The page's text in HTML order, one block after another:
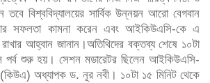
তবে বিশ্ববিদ্যালয়ের সার্বিক উন্নয়ন আরো বেগবান
সফলতা কামনা করেন এবং আইকিউএসি-কে এ
আহ্বান জানান।অতিথিদের বক্তব্য শেষে ১০টা
পর্ব শুরু হয়। সেশন মডারেটর ছিলেন আইকিউএসি-
অধ্যাপক ড. নূর নবী। ১০টা ১৫ মিনিট থেকে